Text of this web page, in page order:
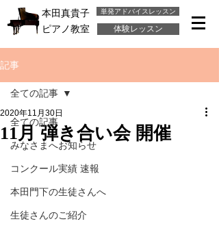
単発アドバイスレッスン
本田真貴子
ピアノ教室
体験レッスン
記事
全ての記事
みなさまへお知らせ
コンクール実績 速報
本田門下の生徒さんへ
生徒さんのご紹介
全ての記事
11月 弾き合い会 開催
2020年11月30日